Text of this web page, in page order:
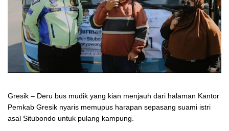
Gresik – Deru bus mudik yang kian menjauh dari halaman Kantor
Pemkab Gresik nyaris memupus harapan sepasang suami istri
asal Situbondo untuk pulang kampung.